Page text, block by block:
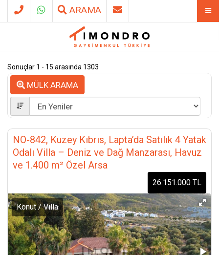
ARAMA
Sonuçlar 1 - 15 arasında 1303
MÜLK ARAMA
NO-842, Kuzey Kıbrıs, Lapta’da Satılık 4 Yatak
Odalı Villa – Deniz ve Dağ Manzarası, Havuz
ve 1.400 m² Özel Arsa
26.151.000 TL
Konut / Villa